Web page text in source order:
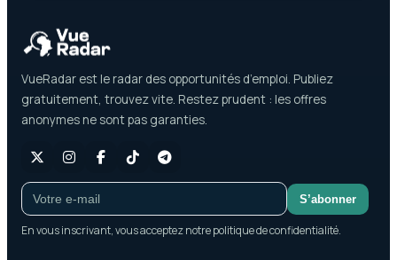
VueRadar est le radar des opportunités d’emploi. Publiez
gratuitement, trouvez vite. Restez prudent : les offres
anonymes ne sont pas garanties.
S’abonner
En vous inscrivant, vous acceptez notre politique de confidentialité.